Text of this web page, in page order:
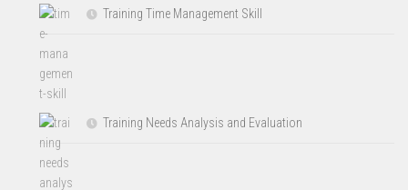
Training Time Management Skill
Training Needs Analysis and Evaluation